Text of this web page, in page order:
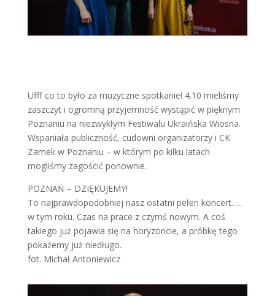
Ufff co to było za muzyczne spotkanie! 4.10 mieliśmy
zaszczyt i ogromną przyjemność wystąpić w pięknym
Poznaniu na niezwykłym Festiwalu Ukraińska Wiosna.
Wspaniała publiczność, cudowni organizatorzy i CK
Zamek w Poznaniu – w którym po kilku latach
mogliśmy zagościć ponownie.
POZNAŃ – DZIĘKUJEMY!
To najprawdopodobniej nasz ostatni pełen koncert…..
w tym roku. Czas na prace z czymś nowym. A coś
takiego już pojawia się na horyzoncie, a próbkę tego
pokażemy już niedługo.
fot. Michał Antoniewicz